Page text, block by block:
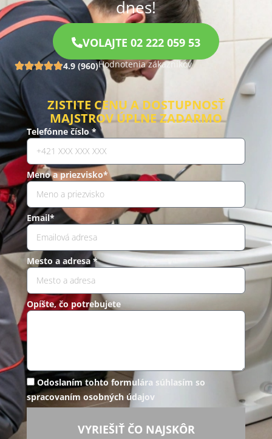
dnes!
VOLAJTE 02 222 059 53
4.9 (960)Hodnotenia zákazníkov
ZISTITE CENU A DOSTUPNOSŤ
MAJSTROV ÚPLNE ZADARMO
Telefónne číslo *
Meno a priezvisko*
Email*
Mesto a adresa *
Opíšte, čo potrebujete
Odoslaním tohto formulára súhlasím so
spracovaním osobných údajov
VYRIEŠIŤ ČO NAJSKÔR